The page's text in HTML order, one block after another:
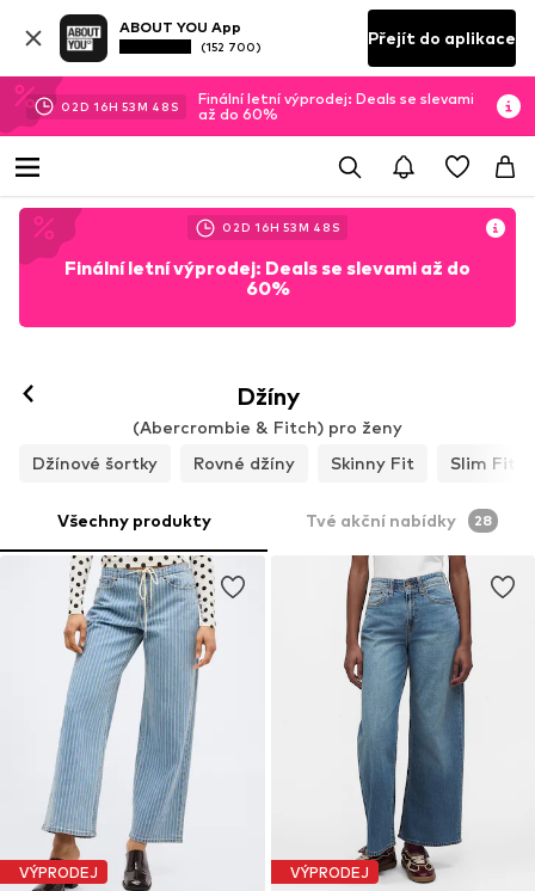
ABOUT YOU App
(152 700) Přejít do aplikace
02D 16H 53M 44 S
Finální letní výprodej: Deals se slevami
až do 60%
02D 16H 53M 44 S
Finální letní výprodej: Deals se slevami až do
60%
Džíny
(Abercrombie & Fitch) pro ženy
Džínové šortky
Rovné džíny Skinny Fit Slim Fit
Všechny produkty Tvé akční nabídky 28
VÝPRODEJ VÝPRODEJ